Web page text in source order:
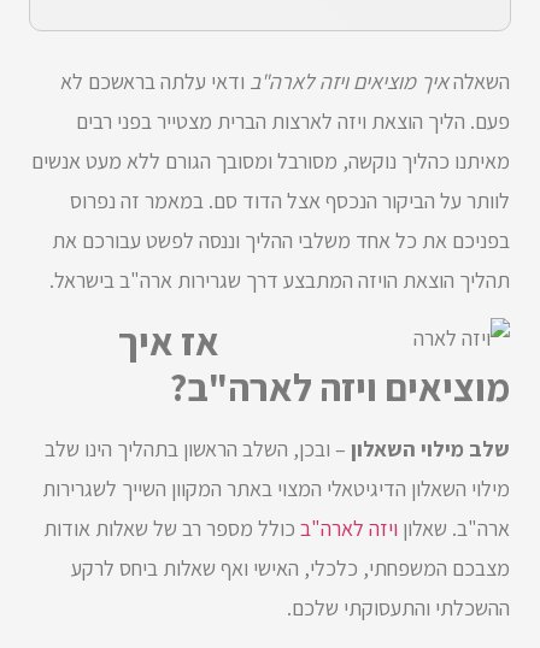
השאלהאיך מוציאים ויזה לארה"ב ודאי עלתה בראשכם לא
פעם. הליך הוצאת ויזה לארצות הברית מצטייר בפני רבים
מאיתנו כהליך נוקשה, מסורבל ומסובך הגורם ללא מעט אנשים
לוותר על הביקור הנכסף אצל הדוד סם. במאמר זה נפרוס
בפניכם את כל אחד משלבי ההליך וננסה לפשט עבורכם את
תהליך הוצאת הויזה המתבצע דרך שגרירות ארה"ב בישראל.
אז איך
מוציאים ויזה לארה"ב?
שלב מילוי השאלון – ובכן, השלב הראשון בתהליך הינו שלב
מילוי השאלון הדיגיטאלי המצוי באתר המקוון השייך לשגרירות
ארה"ב. שאלון ויזה לארה"ב כולל מספר רב של שאלות אודות
מצבכם המשפחתי, כלכלי, האישי ואף שאלות ביחס לרקע
ההשכלתי והתעסוקתי שלכם.